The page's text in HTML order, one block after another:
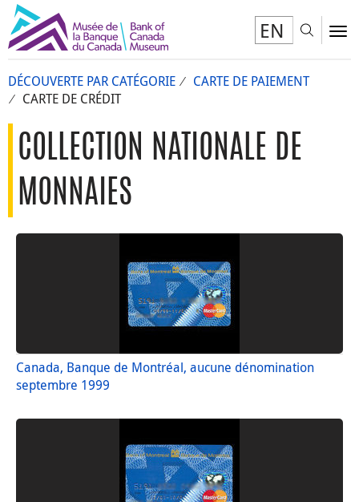
EN
DÉCOUVERTE PAR CATÉGORIE
CARTE DE PAIEMENT
CARTE DE CRÉDIT
COLLECTION NATIONALE DE
MONNAIES
Canada, Banque de Montréal, aucune dénomination
septembre 1999